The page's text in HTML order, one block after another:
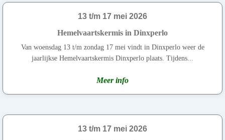
13 t/m 17 mei 2026
Hemelvaartskermis in Dinxperlo
Van woensdag 13 t/m zondag 17 mei vindt in Dinxperlo weer de
jaarlijkse Hemelvaartskermis Dinxperlo plaats. Tijdens...
Meer info
13 t/m 17 mei 2026